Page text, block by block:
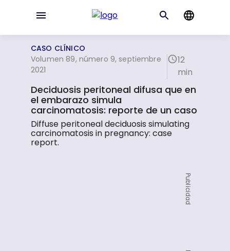
CASO CLÍNICO
Volumen 89, número 9, septiembre
2021
12
min
Deciduosis peritoneal difusa que en
el embarazo simula
carcinomatosis: reporte de un caso
Diffuse peritoneal deciduosis simulating
carcinomatosis in pregnancy: case
report.
Publicidad